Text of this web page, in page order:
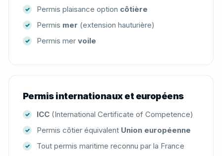
Permis plaisance option côtière
Permis mer (extension hauturière)
Permis mer voile
Permis internationaux et européens
ICC (International Certificate of Competence)
Permis côtier équivalent Union européenne
Tout permis maritime reconnu par la France